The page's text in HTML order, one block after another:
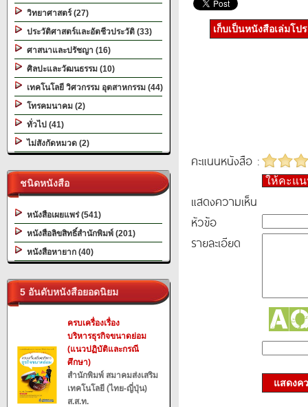
วิทยาศาสตร์ (27)
ประวัติศาสตร์และอัตชีวประวัติ (33)
ศาสนาและปรัชญา (16)
ศิลปะและวัฒนธรรม (10)
เทคโนโลยี วิศวกรรม อุตสาหกรรม (44)
โทรคมนาคม (2)
ทั่วไป (41)
ไม่สังกัดหมวด (2)
ชนิดหนังสือ
หนังสือเผยแพร่ (541)
หนังสือลิขสิทธิ์สำนักพิมพ์ (201)
หนังสือหายาก (40)
5 อันดับหนังสือยอดนิยม
ครบเครื่องเรื่อง
บริหารธุรกิจขนาดย่อม
(แนวปฏิบัติและกรณี
ศึกษา)
สำนักพิมพ์ สมาคมส่งเสริม
เทคโนโลยี (ไทย-ญี่ปุ่น)
ส.ส.ท.
เก็บเป็นหนังสือเล่มโป
คะแนนหนังสือ :
ให้คะแ
แสดงความเห็น
หัวข้อ
รายละเอียด
แสดงค